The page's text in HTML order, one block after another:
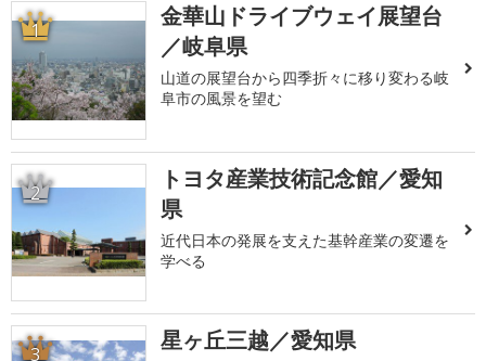
1
金華山ドライブウェイ展望台
／岐阜県
山道の展望台から四季折々に移り変わる岐
阜市の風景を望む
2
トヨタ産業技術記念館／愛知
県
近代日本の発展を支えた基幹産業の変遷を
学べる
3 星ヶ丘三越／愛知県